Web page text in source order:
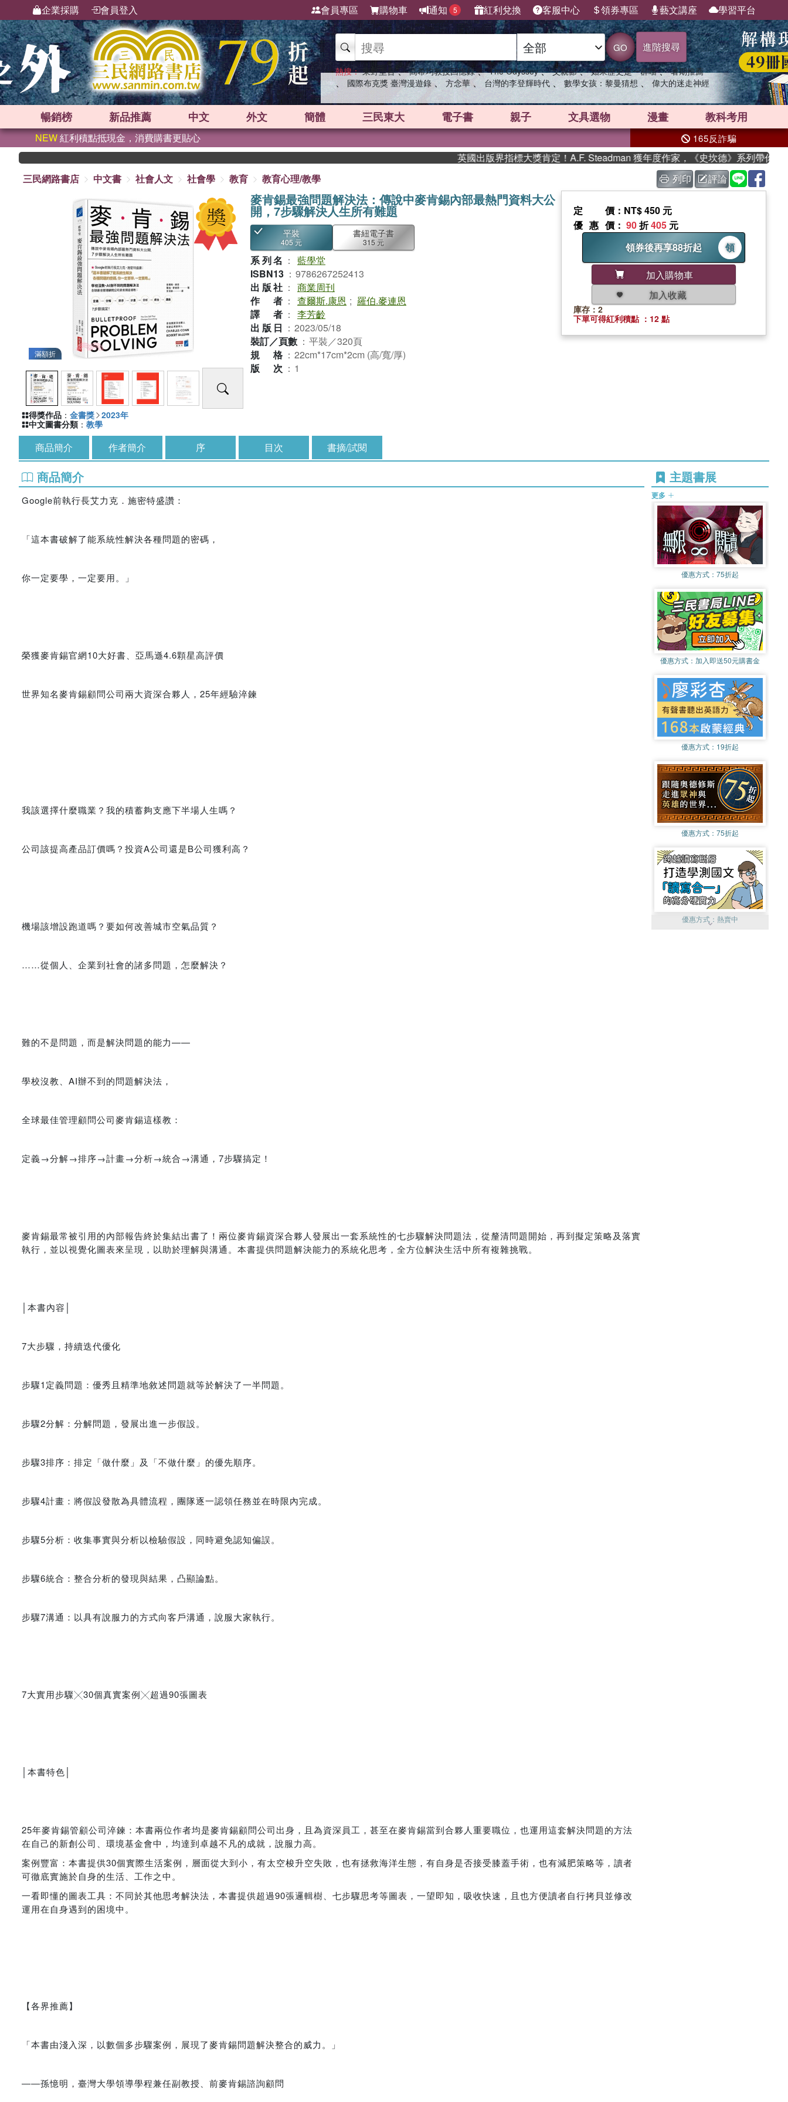
企業採購 會員登入 會員專區 購物車 通知 5 紅利兌換 客服中心 領券專區 藝文講座 學習平台
GO 進階搜尋
熱搜： 東野圭吾 、 高希均教授回憶錄 、 The Odyssey 、 父親節 、 如果歷史是一群喵 、 暑期推薦
、 國際布克獎 臺灣漫遊錄 、 方念華 、 台灣的李登輝時代 、 數學女孩：黎曼猜想 、 偉大的迷走神經
暢銷榜 新品推薦 中文 外文 簡體 三民東大 電子書 親子 文具選物 漫畫 教科考用
NEW紅利積點抵現金，消費購書更貼心 165反詐騙
英國出版界指標大獎肯定！A.F. Steadman 獲年度作家，《史坎德》系列帶你踏上熱血
三民網路書店
中文書 社會人文 社會學 教育 教育心理/教學 列印 評論
滿額折
麥肯錫最強問題解決法：傳說中麥肯錫內部最熱門資料大公
開，7步驟解決人生所有難題
平裝
405 元
書紐電子書
315 元
系列名 ： 藍學堂
ISBN13 ： 9786267252413
出版社 ： 商業周刊
作者 ： 查爾斯.康恩 ; 羅伯.麥連恩
譯者 ： 李芳齡
出版日 ： 2023/05/18
裝訂／頁數 ： 平裝／320頁
規格 ： 22cm*17cm*2cm (高/寬/厚)
版次 ： 1
定價 ：NT$ 450 元
優惠價 ： 90折405 元
領券後再享88折起
領
加入購物車
加入收藏
庫存：2
下單可得紅利積點 ：12 點
得獎作品 ： 金書獎 2023年
中文圖書分類 ： 教學
商品簡介 作者簡介 序 目次 書摘/試閱
商品簡介
Google前執行長艾力克．施密特盛讚：
「這本書破解了能系統性解決各種問題的密碼，
你一定要學，一定要用。」
榮獲麥肯錫官網10大好書、亞馬遜4.6顆星高評價
世界知名麥肯錫顧問公司兩大資深合夥人，25年經驗淬鍊
我該選擇什麼職業？我的積蓄夠支應下半場人生嗎？
公司該提高產品訂價嗎？投資A公司還是B公司獲利高？
機場該增設跑道嗎？要如何改善城市空氣品質？
……從個人、企業到社會的諸多問題，怎麼解決？
難的不是問題，而是解決問題的能力——
學校沒教、AI辦不到的問題解決法，
全球最佳管理顧問公司麥肯錫這樣教：
定義→分解→排序→計畫→分析→統合→溝通，7步驟搞定！
麥肯錫最常被引用的內部報告終於集結出書了！兩位麥肯錫資深合夥人發展出一套系統性的七步驟解決問題法，從釐清問題開始，再到擬定策略及落實
執行，並以視覺化圖表來呈現，以助於理解與溝通。本書提供問題解決能力的系統化思考，全方位解決生活中所有複雜挑戰。
│本書內容│
7大步驟，持續迭代優化
步驟1定義問題：優秀且精準地敘述問題就等於解決了一半問題。
步驟2分解：分解問題，發展出進一步假設。
步驟3排序：排定「做什麼」及「不做什麼」的優先順序。
步驟4計畫：將假設發散為具體流程，團隊逐一認領任務並在時限內完成。
步驟5分析：收集事實與分析以檢驗假設，同時避免認知偏誤。
步驟6統合：整合分析的發現與結果，凸顯論點。
步驟7溝通：以具有說服力的方式向客戶溝通，說服大家執行。
7大實用步驟╳30個真實案例╳超過90張圖表
│本書特色│
25年麥肯錫管顧公司淬鍊：本書兩位作者均是麥肯錫顧問公司出身，且為資深員工，甚至在麥肯錫當到合夥人重要職位，也運用這套解決問題的方法
在自己的新創公司、環境基金會中，均達到卓越不凡的成就，說服力高。
案例豐富：本書提供30個實際生活案例，層面從大到小，有太空梭升空失敗，也有拯救海洋生態，有自身是否接受膝蓋手術，也有減肥策略等，讀者
可徹底實施於自身的生活、工作之中。
一看即懂的圖表工具：不同於其他思考解決法，本書提供超過90張邏輯樹、七步驟思考等圖表，一望即知，吸收快速，且也方便讀者自行拷貝並修改
運用在自身遇到的困境中。
【各界推薦】
「本書由淺入深，以數個多步驟案例，展現了麥肯錫問題解決整合的威力。」
――孫憶明，臺灣大學領導學程兼任副教授、前麥肯錫諮詢顧問
主題書展
更多
優惠方式： 75折起
優惠方式： 加入即送50元購書金
優惠方式： 19折起
優惠方式： 75折起
優惠方式： 熱賣中